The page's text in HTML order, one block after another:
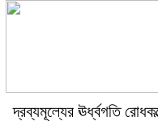
দ্রব্যমূল্যের ঊর্ধ্বগতি